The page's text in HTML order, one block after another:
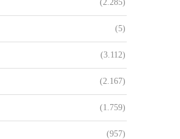
(2.285)
(5)
(3.112)
(2.167)
(1.759)
(957)